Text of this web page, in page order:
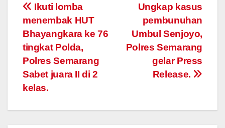
Post
navigation
Ungkap kasus
pembunuhan
Umbul Senjoyo,
Polres Semarang
gelar Press
Release.
Ikuti lomba
menembak HUT
Bhayangkara ke 76
tingkat Polda,
Polres Semarang
Sabet juara II di 2
kelas.